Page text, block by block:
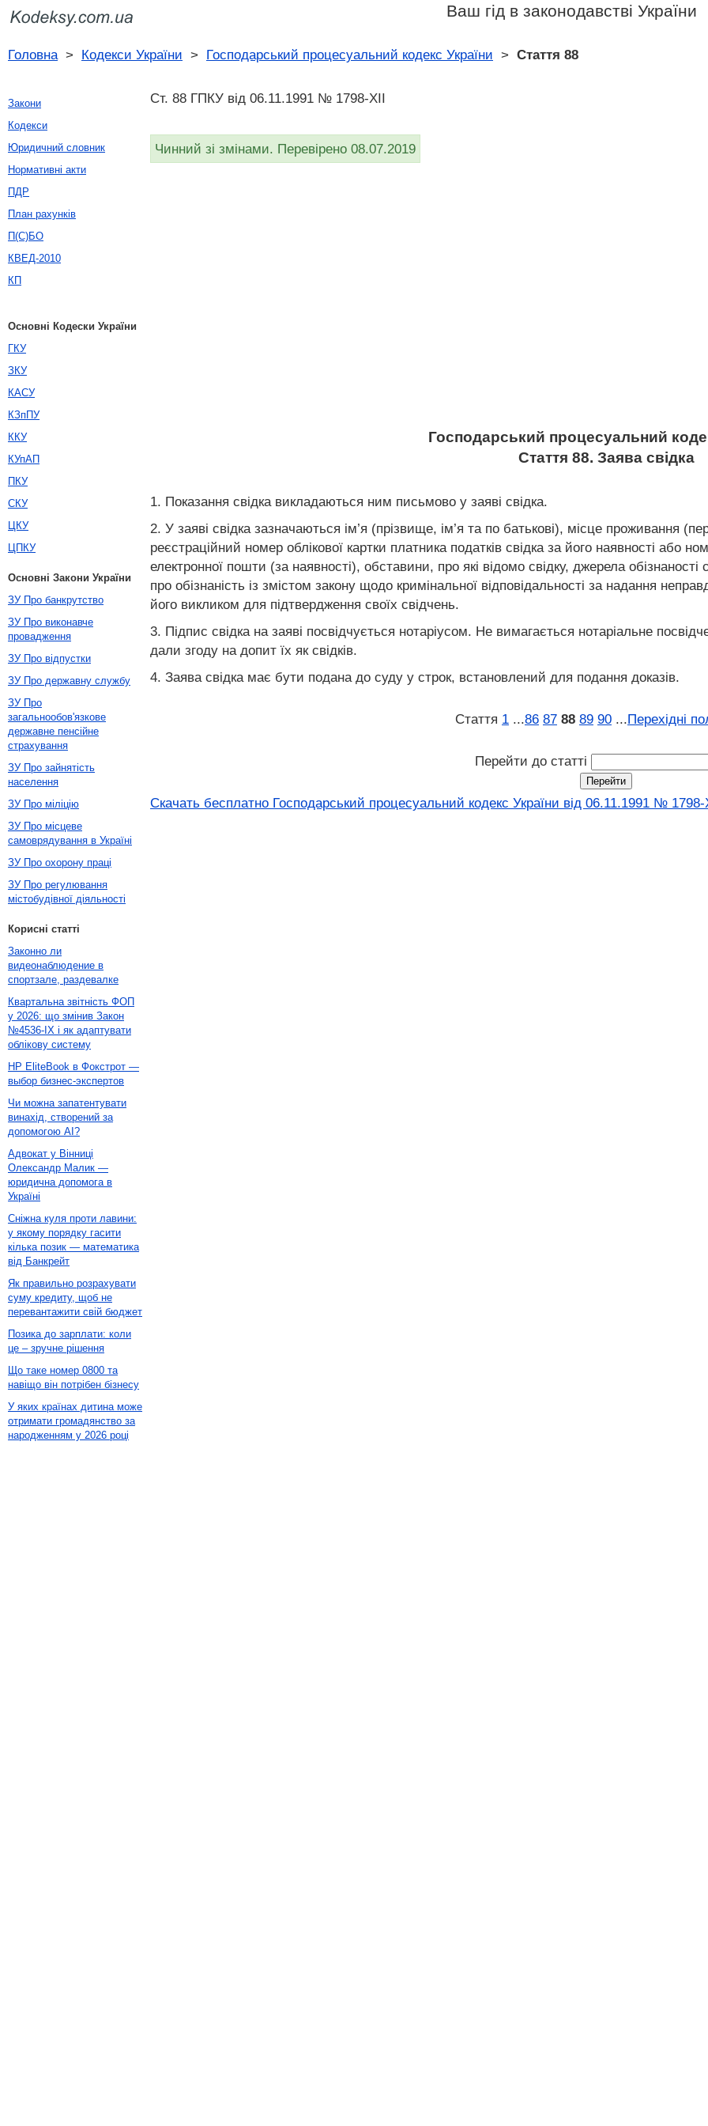
Ваш гід в законодавстві України
Головна> Кодекси України > Господарський процесуальний кодекс України > Стаття 88
Ст. 88 ГПКУ від 06.11.1991 № 1798-XII
Чинний зі змінами. Перевірено 08.07.2019
Господарський процесуальний
Стаття 88. Заява свідка
1. Показання свідка викладаються ним письмово у заяві свідка.
2. У заяві свідка зазначаються ім’я (прізвище, ім’я та по батькові), місце проживання
реєстраційний номер облікової картки платника податків свідка за його наявності або
електронної пошти (за наявності), обставини, про які відомо свідку, джерела
про обізнаність із змістом закону щодо кримінальної відповідальності за надання
його викликом для підтвердження своїх свідчень.
3. Підпис свідка на заяві посвідчується нотаріусом. Не вимагається нотаріальне
дали згоду на допит їх як свідків.
4. Заява свідка має бути подана до суду у строк, встановлений для подання доказів.
Стаття 1 ...86 87 88 89 90 ...Перехідні
Перейти до статті
Скачать бесплатно Господарський процесуальний кодекс України від 06.11.1991 № 1798-
Закони
Кодекси
Юридичний словник
Нормативні акти
ПДР
План рахунків
П(С)БО
КВЕД-2010
КП
Основні Кодески України
ГКУ
ЗКУ
КАСУ
КЗпПУ
ККУ
КУпАП
ПКУ
СКУ
ЦКУ
ЦПКУ
Основні Закони України
ЗУ Про банкрутство
ЗУ Про виконавче
провадження
ЗУ Про відпустки
ЗУ Про державну службу
ЗУ Про
загальнообов'язкове
державне пенсійне
страхування
ЗУ Про зайнятість
населення
ЗУ Про міліцію
ЗУ Про місцеве
самоврядування в Україні
ЗУ Про охорону праці
ЗУ Про регулювання
містобудівної діяльності
Корисні статті
Законно ли
видеонаблюдение в
спортзале, раздевалке
Квартальна звітність ФОП
у 2026: що змінив Закон
№4536-IX і як адаптувати
облікову систему
HP EliteBook в Фокстрот —
выбор бизнес-экспертов
Чи можна запатентувати
винахід, створений за
допомогою AI?
Адвокат у Вінниці
Олександр Малик —
юридична допомога в
Україні
Сніжна куля проти лавини:
у якому порядку гасити
кілька позик — математика
від Банкрейт
Як правильно розрахувати
суму кредиту, щоб не
перевантажити свій бюджет
Позика до зарплати: коли
це – зручне рішення
Що таке номер 0800 та
навіщо він потрібен бізнесу
У яких країнах дитина може
отримати громадянство за
народженням у 2026 році